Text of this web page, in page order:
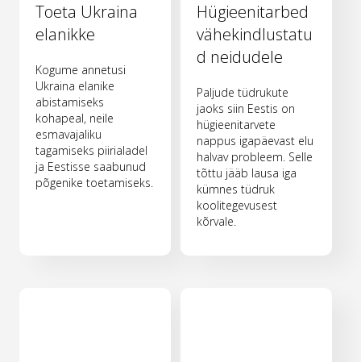
Toeta Ukraina
elanikke
Kogume annetusi
Ukraina elanike
abistamiseks
kohapeal, neile
esmavajaliku
tagamiseks piirialadel
ja Eestisse saabunud
põgenike toetamiseks.
Hügieenitarbed
vähekindlustatu
d neidudele
Paljude tüdrukute
jaoks siin Eestis on
hügieenitarvete
nappus igapäevast elu
halvav probleem. Selle
tõttu jääb lausa iga
kümnes tüdruk
koolitegevusest
kõrvale.